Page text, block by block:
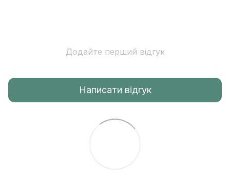
Додайте перший відгук
Написати відгук